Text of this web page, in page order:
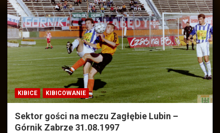
KIBICE KIBICOWANIE
Sektor gości na meczu Zagłębie Lubin –
Górnik Zabrze 31.08.1997